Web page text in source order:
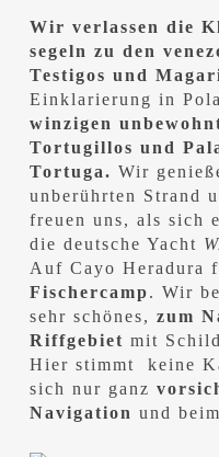
Wir verlassen die
segeln zu den
Testigos und
Einklarierung in
winzigen
Tortugillos und
Tortuga. Wir
unberührten Strand
freuen uns, als sich
die deutsche Yacht
Auf Cayo Heradura
Fischercamp. Wir
sehr schönes, zum
Riffgebiet mit
Hier stimmt keine
sich nur ganz
Navigation und